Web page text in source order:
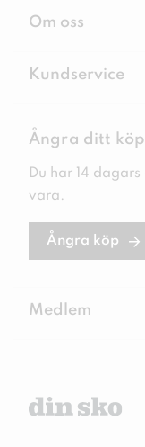
Om oss
Kundservice
Ångra ditt köp
Du har 14
vara.
Ångra köp
Medlem